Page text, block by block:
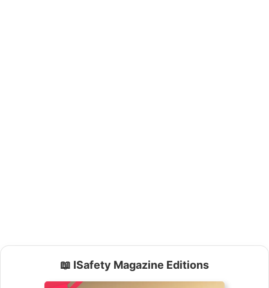
📖 ISafety Magazine Editions